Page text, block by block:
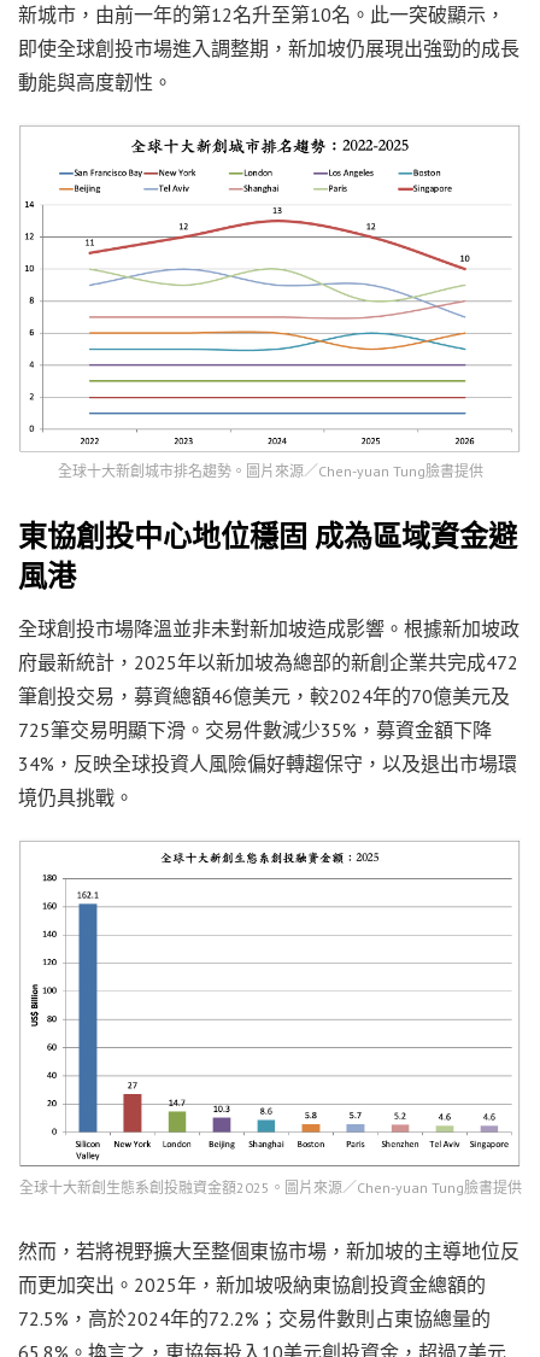
新城市，由前一年的第12名升至第10名。此一突破顯示，
即使全球創投市場進入調整期，新加坡仍展現出強勁的成長
動能與高度韌性。
全球十大新創城市排名趨勢。圖片來源／Chen-yuan Tung臉書提供
東協創投中心地位穩固 成為區域資金避
風港
全球創投市場降溫並非未對新加坡造成影響。根據新加坡政
府最新統計，2025年以新加坡為總部的新創企業共完成472
筆創投交易，募資總額46億美元，較2024年的70億美元及
725筆交易明顯下滑。交易件數減少35%，募資金額下降
34%，反映全球投資人風險偏好轉趨保守，以及退出市場環
境仍具挑戰。
全球十大新創生態系創投融資金額2025。圖片來源／Chen-yuan Tung臉書提供
然而，若將視野擴大至整個東協市場，新加坡的主導地位反
而更加突出。2025年，新加坡吸納東協創投資金總額的
72.5%，高於2024年的72.2%；交易件數則占東協總量的